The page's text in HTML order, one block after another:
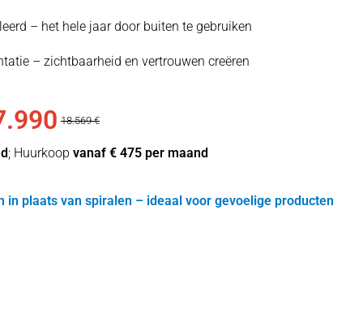
– het hele jaar door buiten te gebruiken
– zichtbaarheid en vertrouwen creëren
18.569 €
; Huurkoop vanaf € 475 per maand
plaats van spiralen – ideaal voor gevoelige producten